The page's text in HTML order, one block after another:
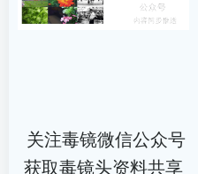
关注毒镜微信公众号
获取毒镜头资料共享